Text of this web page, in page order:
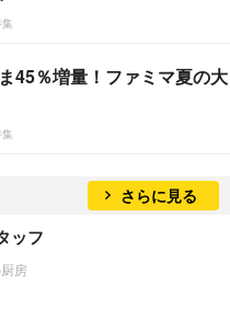
45％増量！ファミマ夏の大
さらに見る
ッフ
房